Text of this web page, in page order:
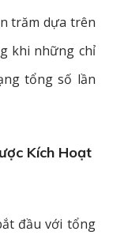
trăm dựa trên
khi những chỉ
tổng số lần
Kích Hoạt
đầu với tổng